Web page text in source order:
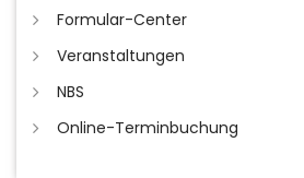
Formular-Center
Veranstaltungen
NBS
Online-Terminbuchung